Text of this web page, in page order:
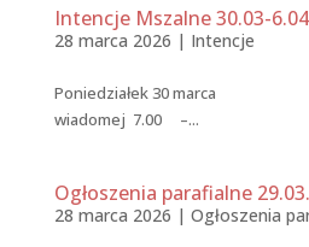
Intencje Mszalne 30.03-
28 marca 2026 | Intencje
Poniedziałek 30 marca
wiadomej 7.00 –...
Ogłoszenia parafialne
28 marca 2026 | Ogłoszenia